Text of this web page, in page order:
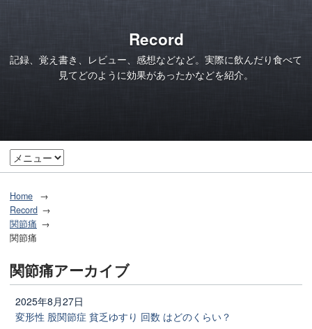
Record
記録、覚え書き、レビュー、感想などなど。実際に飲んだり食べて
見てどのように効果があったかなどを紹介。
Home
Record
関節痛
関節痛
関節痛アーカイブ
2025年8月27日
変形性 股関節症 貧乏ゆすり 回数 はどのくらい？